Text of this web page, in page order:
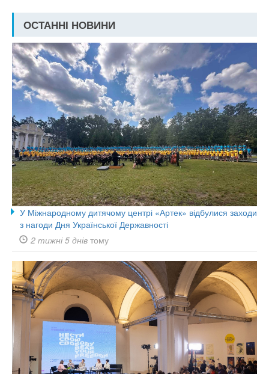
ОСТАННІ НОВИНИ
У Міжнародному дитячому центрі «Артек» відбулися заходи
з нагоди Дня Української Державності
2 тижні 5 днів тому